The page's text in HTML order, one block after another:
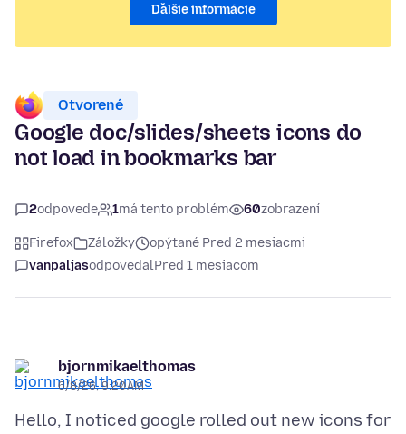
Ďalšie informácie
Otvorené
Google doc/slides/sheets icons do
not load in bookmarks bar
2odpovede 1má tento problém 60zobrazení
Firefox Záložky
opýtané Pred 2 mesiacmi
vanpaljasodpovedalPred 1 mesiacom
bjornmikaelthomas
6/8/26, 9:20 AM
Hello, I noticed google rolled out new icons for